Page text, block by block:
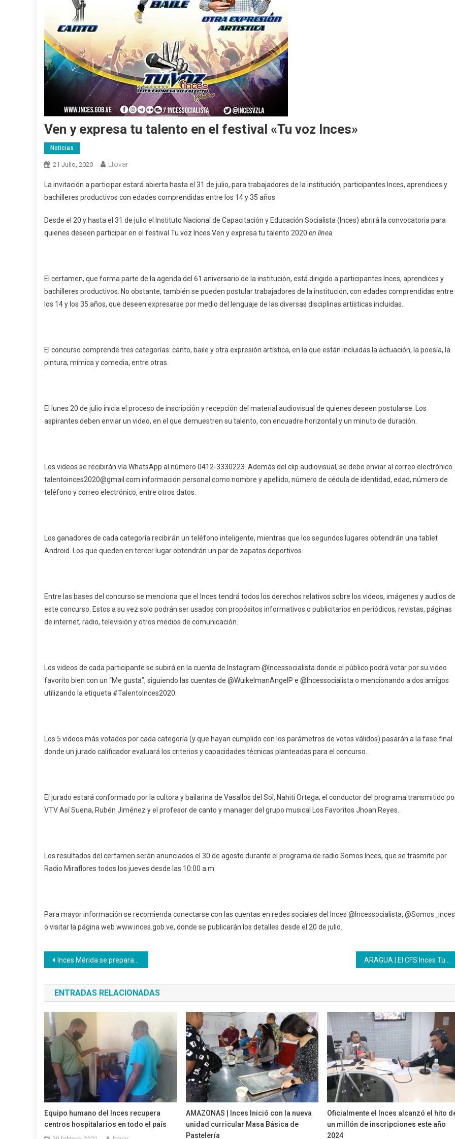
Ven y expresa tu talento en el festival «Tu voz Inces»
Noticias
21 Julio, 2020 Ltovar
La invitación a participar estará abierta hasta el 31 de julio, para trabajadores de la institución, participantes Inces, aprendices y
bachilleres productivos con edades comprendidas entre los 14 y 35 años
Desde el 20 y hasta el 31 de julio el Instituto Nacional de Capacitación y Educación Socialista (Inces) abrirá la convocatoria para
quienes deseen participar en el festival Tu voz Inces Ven y expresa tu talento 2020 en línea
El certamen, que forma parte de la agenda del 61 aniversario de la institución, está dirigido a participantes Inces, aprendices y
bachilleres productivos. No obstante, también se pueden postular trabajadores de la institución, con edades comprendidas entre
los 14 y los 35 años, que deseen expresarse por medio del lenguaje de las diversas disciplinas artísticas incluidas.
El concurso comprende tres categorías: canto, baile y otra expresión artística, en la que están incluidas la actuación, la poesía, la
pintura, mímica y comedia, entre otras.
El lunes 20 de julio inicia el proceso de inscripción y recepción del material audiovisual de quienes deseen postularse. Los
aspirantes deben enviar un video, en el que demuestren su talento, con encuadre horizontal y un minuto de duración.
Los videos se recibirán vía WhatsApp al número 0412-3330223. Además del clip audiovisual, se debe enviar al correo electrónico
talentoinces2020@gmail.com información personal como nombre y apellido, número de cédula de identidad, edad, número de
teléfono y correo electrónico, entre otros datos.
Los ganadores de cada categoría recibirán un teléfono inteligente, mientras que los segundos lugares obtendrán una tablet
Android. Los que queden en tercer lugar obtendrán un par de zapatos deportivos.
Entre las bases del concurso se menciona que el Inces tendrá todos los derechos relativos sobre los videos, imágenes y audios
este concurso. Estos a su vez solo podrán ser usados con propósitos informativos o publicitarios en periódicos, revistas, páginas
de internet, radio, televisión y otros medios de comunicación.
Los videos de cada participante se subirá en la cuenta de Instagram @Incessocialista donde el público podrá votar por su video
favorito bien con un “Me gusta”, siguiendo las cuentas de @WuikelmanAngelP e @Incessocialista o mencionando a dos amigos
utilizando la etiqueta #TalentoInces2020.
Los 5 videos más votados por cada categoría (y que hayan cumplido con los parámetros de votos válidos) pasarán a la fase final
donde un jurado calificador evaluará los criterios y capacidades técnicas planteadas para el concurso.
El jurado estará conformado por la cultora y bailarina de Vasallos del Sol, Nahiti Ortega; el conductor del programa transmitido
VTV Así Suena, Rubén Jiménez y el profesor de canto y manager del grupo musical Los Favoritos Jhoan Reyes.
Los resultados del certamen serán anunciados el 30 de agosto durante el programa de radio Somos Inces, que se trasmite por
Radio Miraflores todos los jueves desde las 10:00 a.m.
Para mayor información se recomienda conectarse con las cuentas en redes sociales del Inces @Incessocialista, @Somos_inces
o visitar la página web www.inces.gob.ve, donde se publicarán los detalles desde el 20 de julio.
Navegación
de
entradas
Inces Mérida se prepara para graduar 64 nuevos Bachilleres Productivos
ENTRADAS RELACIONADAS
Equipo humano del Inces recupera
centros hospitalarios en todo el país
AMAZONAS | Inces Inició con la nueva
unidad curricular Masa Básica de
Pastelería
Oficialmente el Inces alcanzó el hito
un millón de inscripciones este año
2024